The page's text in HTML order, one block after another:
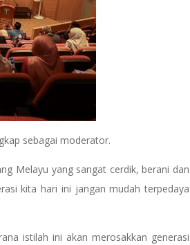
sebagai moderator.
Melayu yang sangat cerdik, berani dan
kita hari ini jangan mudah terpedaya
istilah ini akan merosakkan generasi